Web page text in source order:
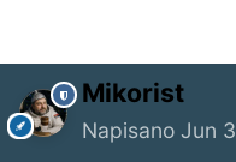
Mikorist
Napisano Jun 3